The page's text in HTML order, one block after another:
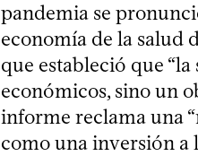
pandemia se
economía de la salud
que estableció que
económicos, sino un
informe reclama una
como una inversión a